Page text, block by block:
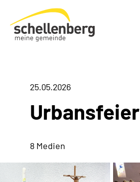
Gemeinde Schellenberg Startseite
25.05.2026
Urbansfeier
8 Medien